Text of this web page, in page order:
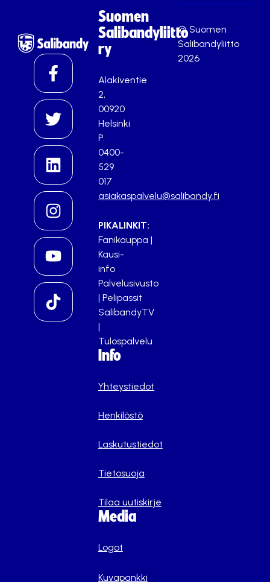
Suomen
Salibandyliitto
ry
Alakiventie
2,
00920
Helsinki
P.
0400-
529
017
asiakaspalvelu@salibandy.fi
PIKALINKIT:
Fanikauppa |
Kausi-
info
Palvelusivusto
| Pelipassit
SalibandyTV
|
Tulospalvelu
Info
Yhteystiedot
Henkilöstö
Laskutustiedot
Tietosuoja
Tilaa uutiskirje
Media
Logot
Kuvapankki
© Suomen
Salibandyliitto
2026